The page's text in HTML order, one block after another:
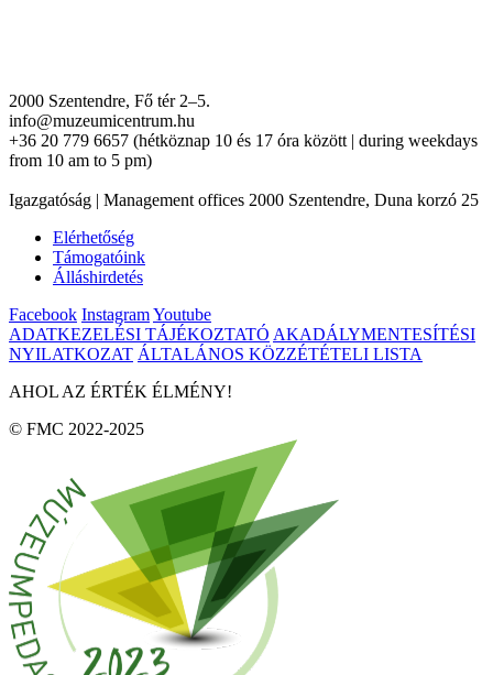
2000 Szentendre, Fő tér 2–5.
info@muzeumicentrum.hu
+36 20 779 6657 (hétköznap 10 és 17 óra között | during weekdays
from 10 am to 5 pm)
Igazgatóság | Management offices 2000 Szentendre, Duna korzó 25
Elérhetőség
Támogatóink
Álláshirdetés
Facebook InstagramYoutube
ADATKEZELÉSI TÁJÉKOZTATÓ AKADÁLYMENTESÍTÉSI
NYILATKOZAT ÁLTALÁNOS KÖZZÉTÉTELI LISTA
AHOL AZ ÉRTÉK ÉLMÉNY!
© FMC 2022-2025